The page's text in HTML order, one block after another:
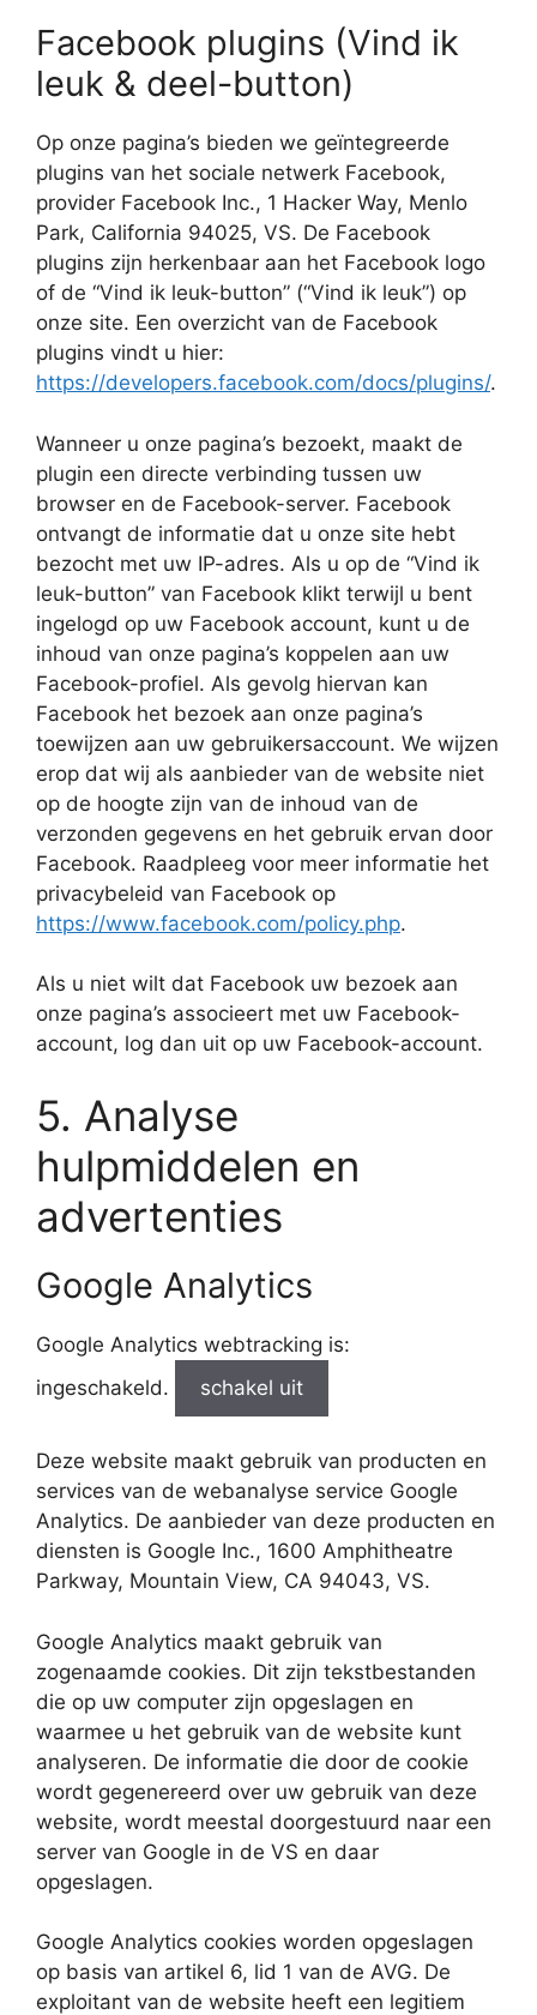
Facebook plugins (Vind ik
leuk & deel-button)
Op onze pagina’s bieden we geïntegreerde
plugins van het sociale netwerk Facebook,
provider Facebook Inc., 1 Hacker Way, Menlo
Park, California 94025, VS. De Facebook
plugins zijn herkenbaar aan het Facebook logo
of de “Vind ik leuk-button” (“Vind ik leuk”) op
onze site. Een overzicht van de Facebook
plugins vindt u hier:
https://developers.facebook.com/docs/plugins/.
Wanneer u onze pagina’s bezoekt, maakt de
plugin een directe verbinding tussen uw
browser en de Facebook-server. Facebook
ontvangt de informatie dat u onze site hebt
bezocht met uw IP-adres. Als u op de “Vind ik
leuk-button” van Facebook klikt terwijl u bent
ingelogd op uw Facebook account, kunt u de
inhoud van onze pagina’s koppelen aan uw
Facebook-profiel. Als gevolg hiervan kan
Facebook het bezoek aan onze pagina’s
toewijzen aan uw gebruikersaccount. We wijzen
erop dat wij als aanbieder van de website niet
op de hoogte zijn van de inhoud van de
verzonden gegevens en het gebruik ervan door
Facebook. Raadpleeg voor meer informatie het
privacybeleid van Facebook op
https://www.facebook.com/policy.php.
Als u niet wilt dat Facebook uw bezoek aan
onze pagina’s associeert met uw Facebook-
account, log dan uit op uw Facebook-account.
5. Analyse
hulpmiddelen en
advertenties
Google Analytics
Google Analytics webtracking is:
ingeschakeld.
schakel uit
Deze website maakt gebruik van producten en
services van de webanalyse service Google
Analytics. De aanbieder van deze producten en
diensten is Google Inc., 1600 Amphitheatre
Parkway, Mountain View, CA 94043, VS.
Google Analytics maakt gebruik van
zogenaamde cookies. Dit zijn tekstbestanden
die op uw computer zijn opgeslagen en
waarmee u het gebruik van de website kunt
analyseren. De informatie die door de cookie
wordt gegenereerd over uw gebruik van deze
website, wordt meestal doorgestuurd naar een
server van Google in de VS en daar
opgeslagen.
Google Analytics cookies worden opgeslagen
op basis van artikel 6, lid 1 van de AVG. De
exploitant van de website heeft een legitiem